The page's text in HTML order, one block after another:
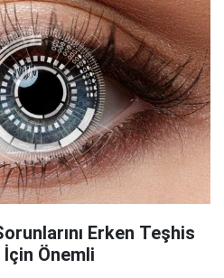
Erken Teşhis
Önemli